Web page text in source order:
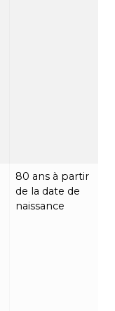
80 ans à partir
de la date de
naissance